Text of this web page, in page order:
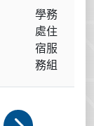
學務
處住
宿服
務組